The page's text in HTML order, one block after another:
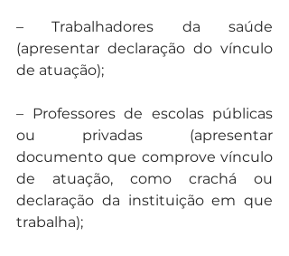
– Trabalhadores da saúde
(apresentar declaração do vínculo
de atuação);
– Professores de escolas públicas
ou privadas (apresentar
documento que comprove vínculo
de atuação, como crachá ou
declaração da instituição em que
trabalha);